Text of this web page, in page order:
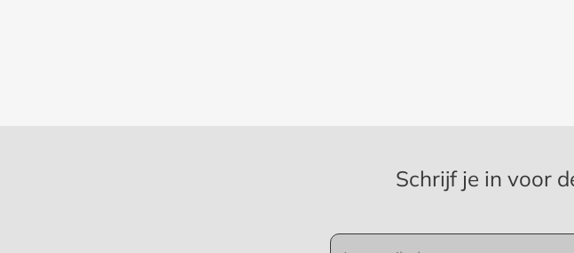
Schrijf je in voor